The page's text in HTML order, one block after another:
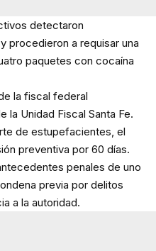
detectaron
procedieron a requisar una
paquetes con cocaína
la fiscal federal
la Unidad Fiscal Santa Fe.
de estupefacientes, el
preventiva por 60 días.
penales de uno
previa por delitos
a la autoridad.